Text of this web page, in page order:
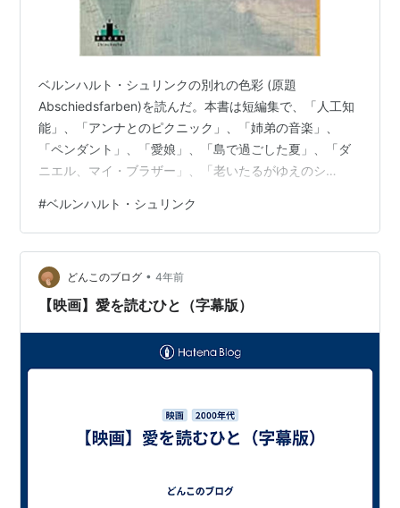
ベルンハルト・シュリンクの別れの色彩 (原題
Abschiedsfarben)を読んだ。本書は短編集で、「人工知
能」、「アンナとのピクニック」、「姉弟の音楽」、
「ペンダント」、「愛娘」、「島で過ごした夏」、「ダ
ニエル、マイ・ブラザー」、「老いたるがゆえのシ
【今週はこれを読め！ ミステリー編】記憶を通じて世界
を見る人々〜ベルンハルト・シュリンク短篇集『別れの
色彩』 - 杉江松恋｜WEB本の雑誌を読んで、興味を持っ
て読んでみた。カテゴリーはミステリーになっているの
で、ミステリー的な作品かと思ったのもこの本を読んだ
#ベルンハルト・シュリンク
どんこのブログ • 4年前
【映画】愛を読むひと（字幕版）